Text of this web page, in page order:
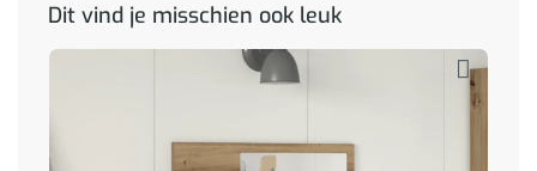
Dit vind je misschien ook leuk